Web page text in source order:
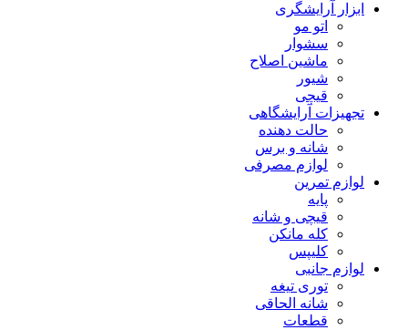
ابزار آرایشگری
اتو مو
سشوار
ماشین اصلاح
شیور
قیچی
تجهیزات آرایشگاهی
حالت دهنده
شانه و برس
لوازم مصرفی
لوازم تمرین
پایه
قیچی و شانه
کله مانکن
کلیپس
لوازم جانبی
توری تیغه
شانه الحاقی
قطعات